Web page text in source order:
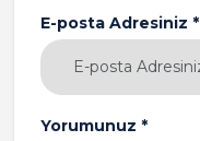
E-posta Adresiniz *
Yorumunuz *